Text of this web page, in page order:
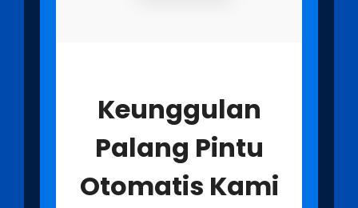
Keunggulan
Palang Pintu
Otomatis Kami